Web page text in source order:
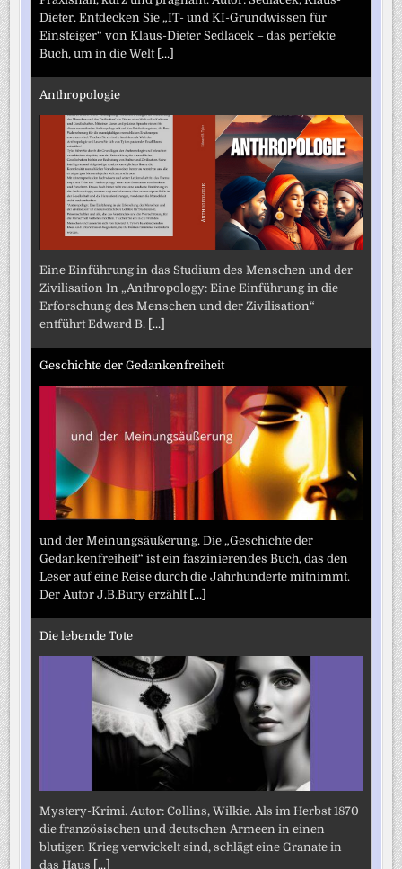
Dieter. Entdecken Sie „IT- und KI-Grundwissen für
Einsteiger“ von Klaus-Dieter Sedlacek – das perfekte
Buch, um in die Welt [...]
Anthropologie
Eine Einführung in das Studium des Menschen und der
Zivilisation In „Anthropology: Eine Einführung in die
Erforschung des Menschen und der Zivilisation“
entführt Edward B. [...]
Geschichte der Gedankenfreiheit
und der Meinungsäußerung. Die „Geschichte der
Gedankenfreiheit“ ist ein faszinierendes Buch, das den
Leser auf eine Reise durch die Jahrhunderte mitnimmt.
Der Autor J.B.Bury erzählt [...]
Die lebende Tote
Mystery-Krimi. Autor: Collins, Wilkie. Als im Herbst 1870
die französischen und deutschen Armeen in einen
blutigen Krieg verwickelt sind, schlägt eine Granate in
das Haus [...]